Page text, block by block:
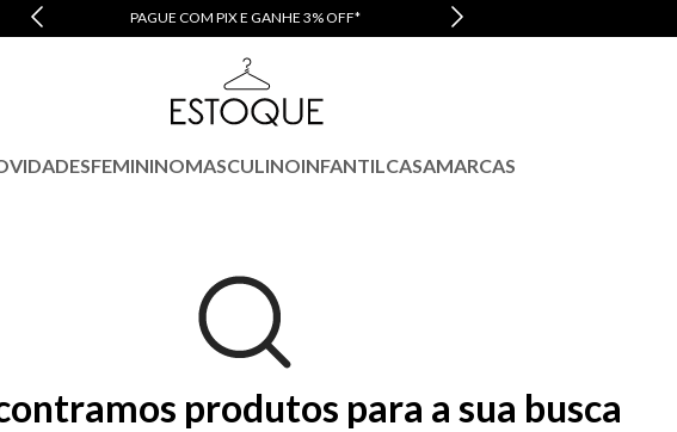
PAGUE COM PIX E GANHE 3% OFF*
FEMININOMASCULINOINFANTILCASAMARCAS
produtos para a sua busca